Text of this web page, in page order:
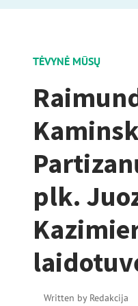
TĖVYNĖ MŪSŲ
plk.
Written by Redakcija